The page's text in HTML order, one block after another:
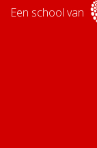
Een school van